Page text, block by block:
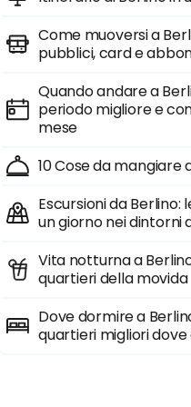
Come muoversi a
pubblici, card e
Quando andare a
periodo migliore e
mese
10 Cose da mangiare
Escursioni da Berlino:
un giorno nei dintorni
Vita notturna a
quartieri della movida
Dove dormire a
quartieri migliori